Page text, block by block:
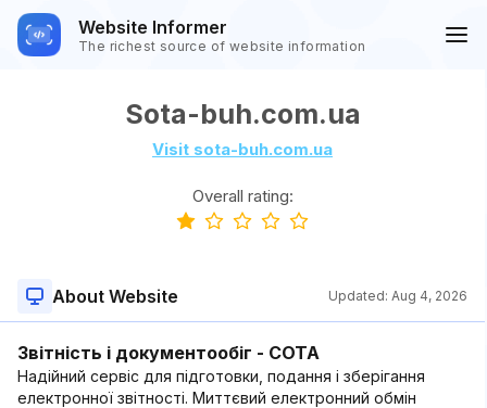
Website Informer
The richest source of website information
Sota-buh.com.ua
Visit sota-buh.com.ua
Overall rating:
About Website Updated: Aug 4, 2026
Звітність і документообіг - СОТА
Надійний сервіс для підготовки, подання і зберігання
електронної звітності. Миттєвий електронний обмін